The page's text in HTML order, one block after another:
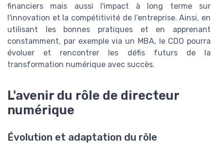
financiers mais aussi l'impact à long terme sur
l'innovation et la compétitivité de l’entreprise. Ainsi, en
utilisant les bonnes pratiques et en apprenant
constamment, par exemple via un MBA, le CDO pourra
évoluer et rencontrer les défis futurs de la
transformation numérique avec succès.
L'avenir du rôle de directeur
numérique
Évolution et adaptation du rôle